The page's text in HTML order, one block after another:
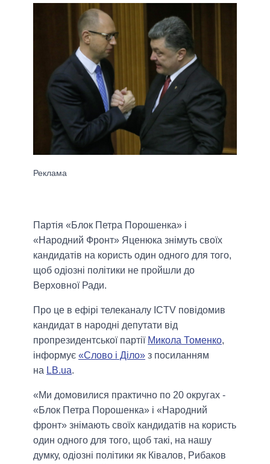
Партія «Блок Петра Порошенка» і
«Народний Фронт» Яценюка знімуть своїх
кандидатів на користь один одного для того,
щоб одіозні політики не пройшли до
Верховної Ради.
Про це в ефірі телеканалу ICTV повідомив
кандидат в народні депутати від
пропрезидентської партії Микола Томенко,
інформує «Слово і Діло» з посиланням
на LB.ua.
«Ми домовилися практично по 20 округах -
«Блок Петра Порошенка» і «Народний
фронт» знімають своїх кандидатів на користь
один одного для того, щоб такі, на нашу
думку, одіозні політики як Ківалов, Рибаков